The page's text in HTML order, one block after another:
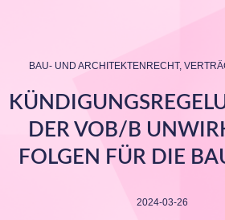
BAU- UND ARCHITEKTENRECHT,
DER VOB/B
FOLGEN FÜR DIE
2024-03-26